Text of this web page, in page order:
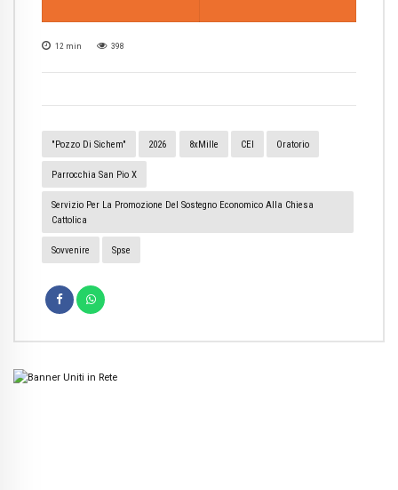
12 min 398
"Pozzo Di Sichem" 2026 8xMille CEI Oratorio
Parrocchia San Pio X
Servizio Per La Promozione Del Sostegno Economico Alla Chiesa
Cattolica
Sovvenire Spse